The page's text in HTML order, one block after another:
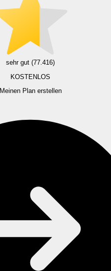
sehr gut (77.416)
KOSTENLOS
Meinen Plan erstellen